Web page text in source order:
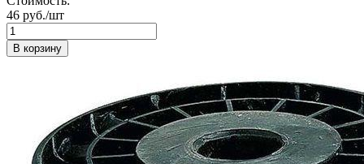
46 руб./шт
В корзину